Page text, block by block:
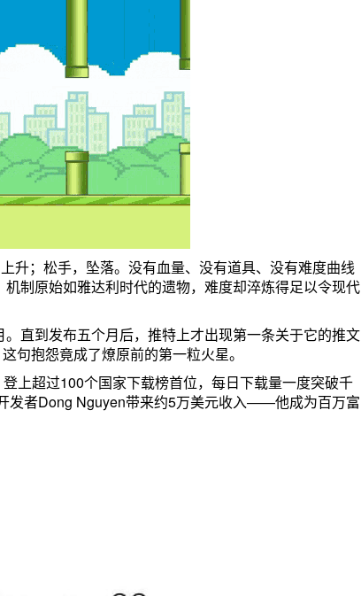
升；松手，坠落。没有血量、没有道具、没有难度曲线
制原始如雅达利时代的遗物，难度却淬炼得足以令现代
直到发布五个月后，推特上才出现第一条关于它的推文
抱怨竟成了燎原前的第一粒火星。
上超过100个国家下载榜首位，每日下载量一度突破千
发者Dong Nguyen带来约5万美元收入——他成为百万富